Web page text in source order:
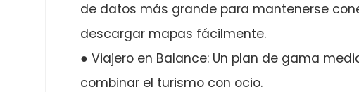
de datos más grande para mantenerse
descargar mapas fácilmente.
● Viajero en Balance: Un plan de gama
combinar el turismo con ocio.